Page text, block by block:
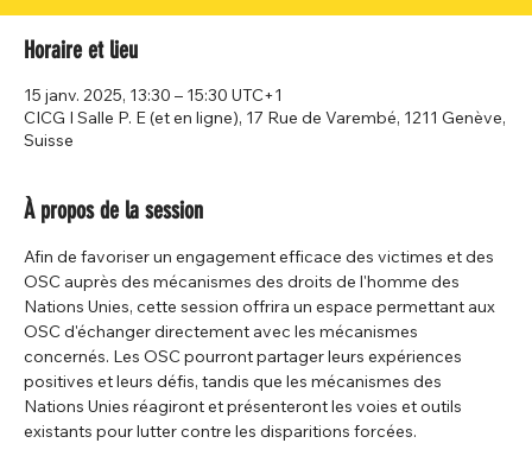
Horaire et lieu
15 janv. 2025, 13:30 – 15:30 UTC+1
CICG I Salle P. E (et en ligne), 17 Rue de Varembé, 1211 Genève,
Suisse
À propos de la session
Afin de favoriser un engagement efficace des victimes et des
OSC auprès des mécanismes des droits de l'homme des
Nations Unies, cette session offrira un espace permettant aux
OSC d'échanger directement avec les mécanismes
concernés. Les OSC pourront partager leurs expériences
positives et leurs défis, tandis que les mécanismes des
Nations Unies réagiront et présenteront les voies et outils
existants pour lutter contre les disparitions forcées.